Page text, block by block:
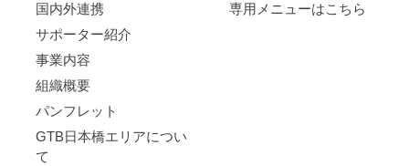
国内外連携
サポーター紹介
事業内容
組織概要
パンフレット
GTB日本橋エリアについ
て
専用メニューはこちら